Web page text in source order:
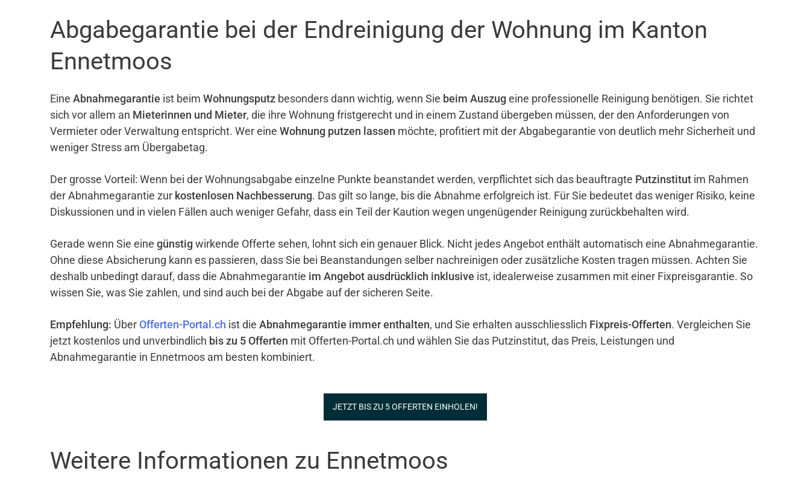
Abgabegarantie bei der Endreinigung der Wohnung im Kanton
Ennetmoos
Eine Abnahmegarantie ist beim Wohnungsputz besonders dann wichtig, wenn Sie beim Auszug eine professionelle Reinigung benötigen. Sie richtet
sich vor allem an Mieterinnen und Mieter, die ihre Wohnung fristgerecht und in einem Zustand übergeben müssen, der den Anforderungen von
Vermieter oder Verwaltung entspricht. Wer eine Wohnung putzen lassen möchte, profitiert mit der Abgabegarantie von deutlich mehr Sicherheit und
weniger Stress am Übergabetag.
Der grosse Vorteil: Wenn bei der Wohnungsabgabe einzelne Punkte beanstandet werden, verpflichtet sich das beauftragte Putzinstitut im Rahmen
der Abnahmegarantie zur kostenlosen Nachbesserung. Das gilt so lange, bis die Abnahme erfolgreich ist. Für Sie bedeutet das weniger Risiko, keine
Diskussionen und in vielen Fällen auch weniger Gefahr, dass ein Teil der Kaution wegen ungenügender Reinigung zurückbehalten wird.
Gerade wenn Sie eine günstig wirkende Offerte sehen, lohnt sich ein genauer Blick. Nicht jedes Angebot enthält automatisch eine Abnahmegarantie.
Ohne diese Absicherung kann es passieren, dass Sie bei Beanstandungen selber nachreinigen oder zusätzliche Kosten tragen müssen. Achten Sie
deshalb unbedingt darauf, dass die Abnahmegarantie im Angebot ausdrücklich inklusive ist, idealerweise zusammen mit einer Fixpreisgarantie. So
wissen Sie, was Sie zahlen, und sind auch bei der Abgabe auf der sicheren Seite.
Empfehlung: Über Offerten-Portal.ch ist die Abnahmegarantie immer enthalten, und Sie erhalten ausschliesslich Fixpreis-Offerten. Vergleichen Sie
jetzt kostenlos und unverbindlich bis zu 5 Offerten mit Offerten-Portal.ch und wählen Sie das Putzinstitut, das Preis, Leistungen und
Abnahmegarantie in Ennetmoos am besten kombiniert.
JETZT BIS ZU 5 OFFERTEN EINHOLEN!
Weitere Informationen zu Ennetmoos